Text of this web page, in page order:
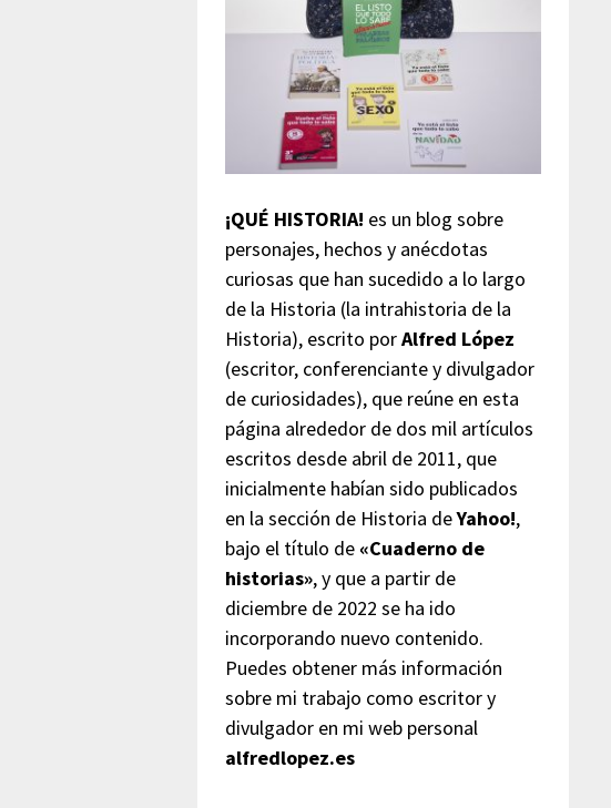
¡QUÉ HISTORIA! es un blog sobre
personajes, hechos y anécdotas
curiosas que han sucedido a lo largo
de la Historia (la intrahistoria de la
Historia), escrito porAlfred López
(escritor, conferenciante y divulgador
de curiosidades), que reúne en esta
página alrededor de dos mil artículos
escritos desde abril de 2011, que
inicialmente habían sido publicados
en la sección de Historia deYahoo!,
bajo el título de «Cuaderno de
historias», y que a partir de
diciembre de 2022 se ha ido
incorporando nuevo contenido.
Puedes obtener más información
sobre mi trabajo como escritor y
divulgador en mi web personal
alfredlopez.es